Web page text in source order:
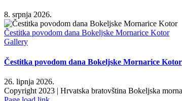
8. srpnja 2026.
Čestitka povodom dana Bokeljske Mornarice Kotor
Gallery
Čestitka povodom dana Bokeljske Mornarice Kotor
26. lipnja 2026.
Copyright 2023 | Hrvatska bratovština Bokeljska
Facebook
YouTube